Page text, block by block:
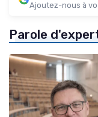
Ajoutez-nous à
Parole